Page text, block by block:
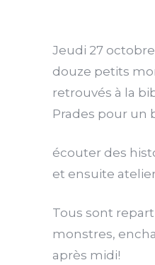
Jeudi 27
douze petits
retrouvés à la
Prades pour un
écouter des
et ensuite
Tous sont
monstres,
après midi!